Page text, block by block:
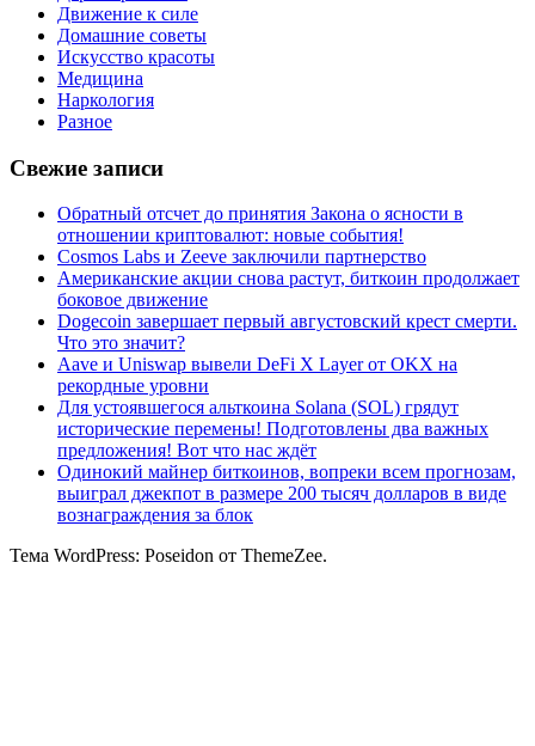
Движение к силе
Домашние советы
Искусство красоты
Медицина
Наркология
Разное
Свежие записи
Обратный отсчет до принятия Закона о ясности в
отношении криптовалют: новые события!
Cosmos Labs и Zeeve заключили партнерство
Американские акции снова растут, биткоин продолжает
боковое движение
Dogecoin завершает первый августовский крест смерти.
Что это значит?
Aave и Uniswap вывели DeFi X Layer от OKX на
рекордные уровни
Для устоявшегося альткоина Solana (SOL) грядут
исторические перемены! Подготовлены два важных
предложения! Вот что нас ждёт
Одинокий майнер биткоинов, вопреки всем прогнозам,
выиграл джекпот в размере 200 тысяч долларов в виде
вознаграждения за блок
Тема WordPress: Poseidon от ThemeZee.